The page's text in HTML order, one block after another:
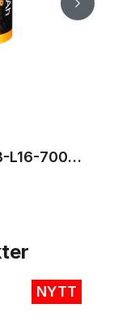
Laddningsbart batteri Fenix ARB-L16-700UP 16340 USB
NYTT